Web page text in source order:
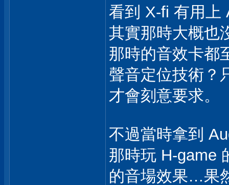
看到 X-fi 有用上
其實那時大概也
那時的音效卡都
聲音定位技術？
才會刻意要求。
不過當時拿到
那時玩 H-game
的音場效果…果